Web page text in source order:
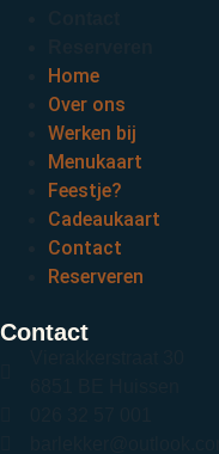
Home
Over ons
Werken bij
Menukaart
Feestje?
Cadeaukaart
Contact
Reserveren
Contact